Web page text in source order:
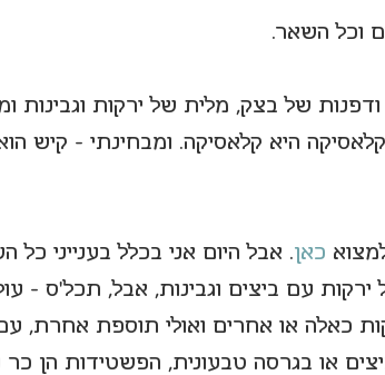
וכל השאר.
של בצק, מלית של ירקות וגבינות
היא קלאסיקה. ומבחינתי - קיש
כאן. אבל היום אני בכלל בענייני כל
עם ביצים וגבינות, אבל, תכל'ס -
כאלה או אחרים ואולי תוספת אחרת,
או בגרסה טבעונית, הפשטידות הן כר